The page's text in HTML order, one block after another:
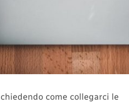
come collegarci le